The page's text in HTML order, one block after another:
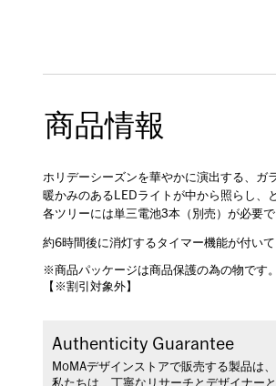
商品情報
ホリデーシーズンを華やかに演出する、ガ
暖かみのあるLEDライトが中から照らし、
各ツリーには単三電池3本（別売）が必要
約6時間後に消灯するタイマー機能が付いて
※商品パッケージは商品保護の為の物です
【※割引対象外】
Authenticity Guarantee
MoMAデザインストアで販売する製品は